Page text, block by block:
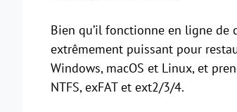
Bien qu’il fonctionne en ligne de
extrêmement puissant pour
Windows, macOS et Linux, et
NTFS, exFAT et ext2/3/4.